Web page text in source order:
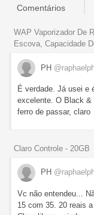
Comentários
WAP Vaporizador De
Escova, Capacidade
PH
É verdade. Já usei e
excelente. O Black &
ferro de passar, claro
Claro Controle - 20GB
PH
Vc não entendeu...
15 com 35. 20 reais